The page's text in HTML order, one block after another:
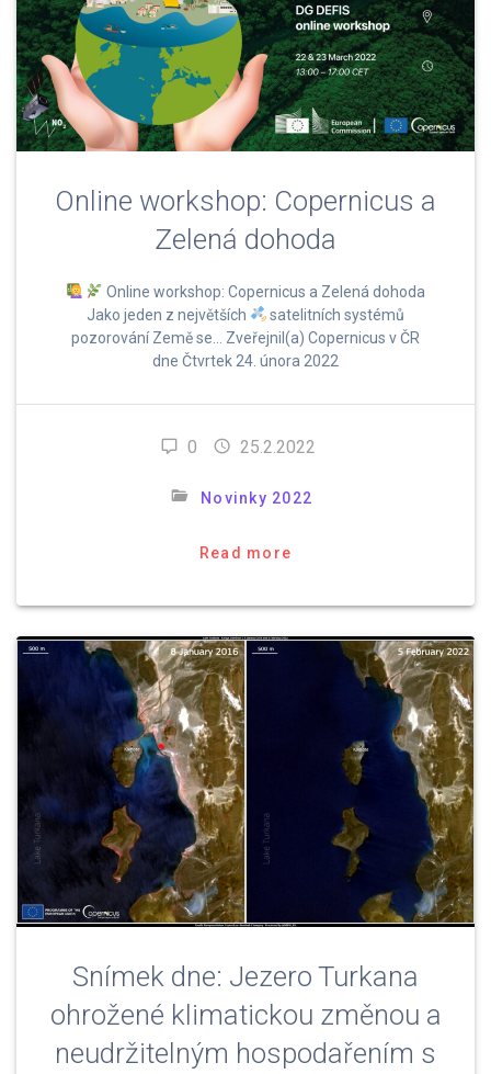
Online workshop: Copernicus a
Zelená dohoda
Online workshop: Copernicus a Zelená dohoda
Jako jeden z největších
satelitních systémů
pozorování Země se… Zveřejnil(a) Copernicus v ČR
dne Čtvrtek 24. února 2022
0 25.2.2022
Novinky 2022
Read more
Snímek dne: Jezero Turkana
ohrožené klimatickou změnou a
neudržitelným hospodařením s